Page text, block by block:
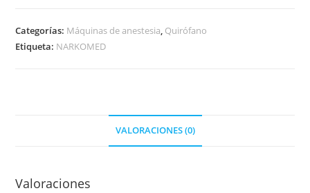
Categorías: Máquinas de anestesia, Quirófano
Etiqueta: NARKOMED
VALORACIONES (0)
Valoraciones